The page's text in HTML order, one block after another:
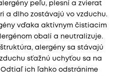
peľu, plesní a zvierat
a dlho zostávajú vo vzduchu.
vďaka aktívnym čistiacim
obalí a neutralizuje.
alergény sa stávajú
sťažnú uchyťou sa na
ich ľahko odstránime